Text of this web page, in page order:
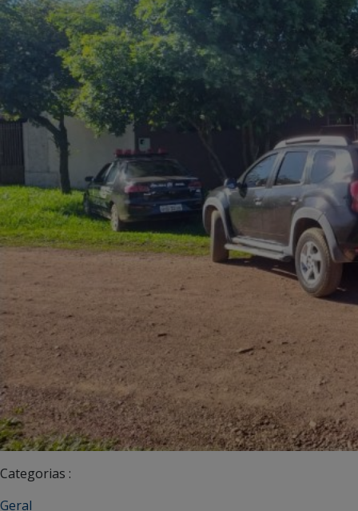
Categorias :
Geral